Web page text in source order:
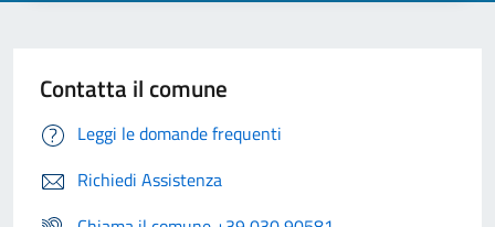
Contatta il comune
Leggi le domande frequenti
Richiedi Assistenza